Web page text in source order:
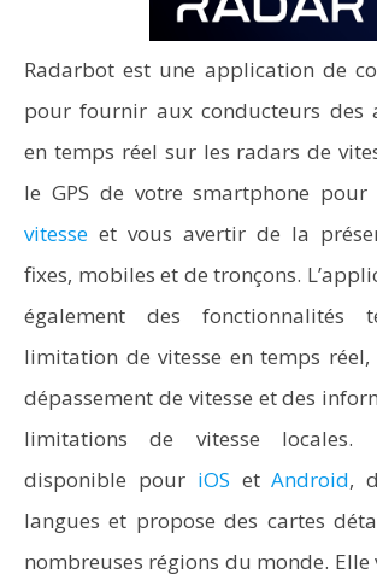
Radarbot est une application de
pour fournir aux conducteurs des
en temps réel sur les radars de
le GPS de votre smartphone
vitesse et vous avertir de la
fixes, mobiles et de tronçons.
également des fonctionnalités
limitation de vitesse en temps réel,
dépassement de vitesse et des
limitations de vitesse locales.
disponible pour iOS etAndroid,
langues et propose des cartes
nombreuses régions du monde. Elle